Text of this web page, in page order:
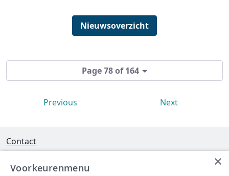
Nieuwsoverzicht
Page 78 of 164
Previous Next
Contact
Interleuvenlaan 58 - 3001 Heverlee
×
Voorkeurenmenu